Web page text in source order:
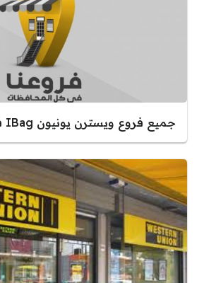
جميع فروع ويسترن يونيون IBag في مصر